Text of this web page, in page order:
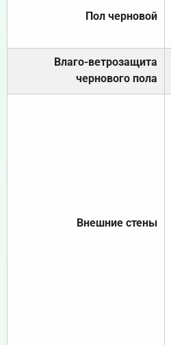
Пол черновой
Влаго-ветрозащита
чернового пола
Внешние стены